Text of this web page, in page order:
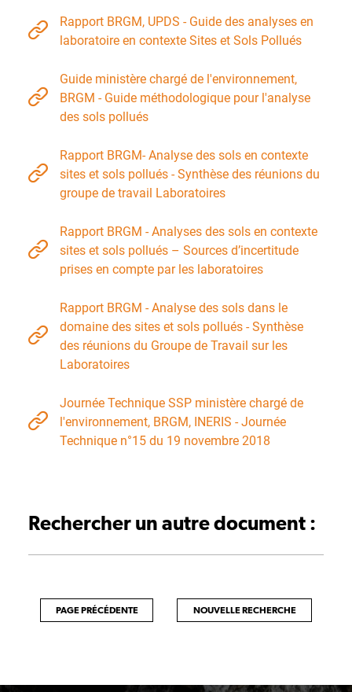
Rapport BRGM, UPDS - Guide des analyses en
laboratoire en contexte Sites et Sols Pollués
Guide ministère chargé de l'environnement,
BRGM - Guide méthodologique pour l'analyse
des sols pollués
Rapport BRGM- Analyse des sols en contexte
sites et sols pollués - Synthèse des réunions du
groupe de travail Laboratoires
Rapport BRGM - Analyses des sols en contexte
sites et sols pollués – Sources d’incertitude
prises en compte par les laboratoires
Rapport BRGM - Analyse des sols dans le
domaine des sites et sols pollués - Synthèse
des réunions du Groupe de Travail sur les
Laboratoires
Journée Technique SSP ministère chargé de
l'environnement, BRGM, INERIS - Journée
Technique n°15 du 19 novembre 2018
Rechercher un autre document :
PAGE PRÉCÉDENTE NOUVELLE RECHERCHE